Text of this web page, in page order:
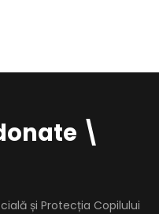
\
și Protecția Copilului